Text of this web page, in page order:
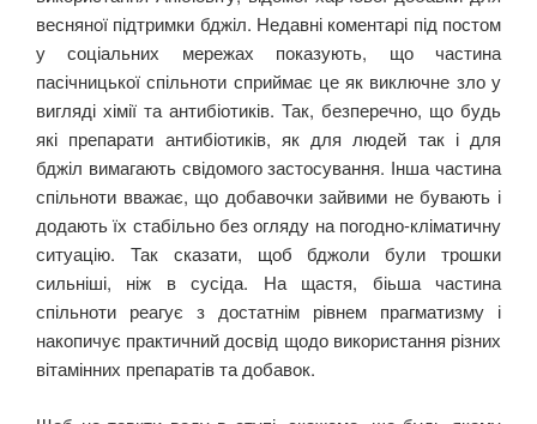
весняної підтримки бджіл. Недавні коментарі під постом
у соціальних мережах показують, що частина
пасічницької спільноти сприймає це як виключне зло у
вигляді хімії та антибіотиків. Так, безперечно, що будь
які препарати антибіотиків, як для людей так і для
бджіл вимагають свідомого застосування. Інша частина
спільноти вважає, що добавочки зайвими не бувають і
додають їх стабільно без огляду на погодно-кліматичну
ситуацію. Так сказати, щоб бджоли були трошки
сильніші, ніж в сусіда. На щастя, біьша частина
спільноти реагує з достатнім рівнем прагматизму і
накопичує практичний досвід щодо використання різних
вітамінних препаратів та добавок.